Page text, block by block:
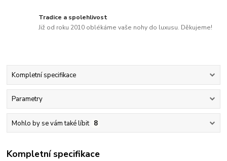
Tradice a spolehlivost
Již od roku 2010 oblékáme vaše nohy do luxusu. Děkujeme!
Kompletní specifikace
Parametry
Mohlo by se vám také líbit 8
Kompletní specifikace